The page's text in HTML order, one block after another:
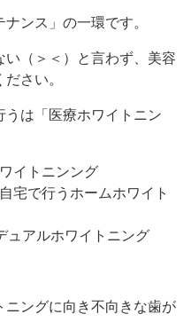
ンス」の一環です。
（＞＜）と言わず、美容
さい。
うは「医療ホワイトニン
イトニンング
宅で行うホームホワイト
ュアルホワイトニング
ングに向き不向きな歯が